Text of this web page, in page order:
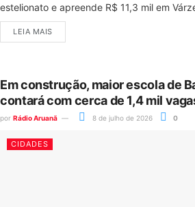
estelionato e apreende R$ 11,3 mil em
LEIA MAIS
Em construção, maior escola de
contará com cerca de 1,4 mil
por Rádio Aruanã 8 de julho de 2026 0
CIDADES